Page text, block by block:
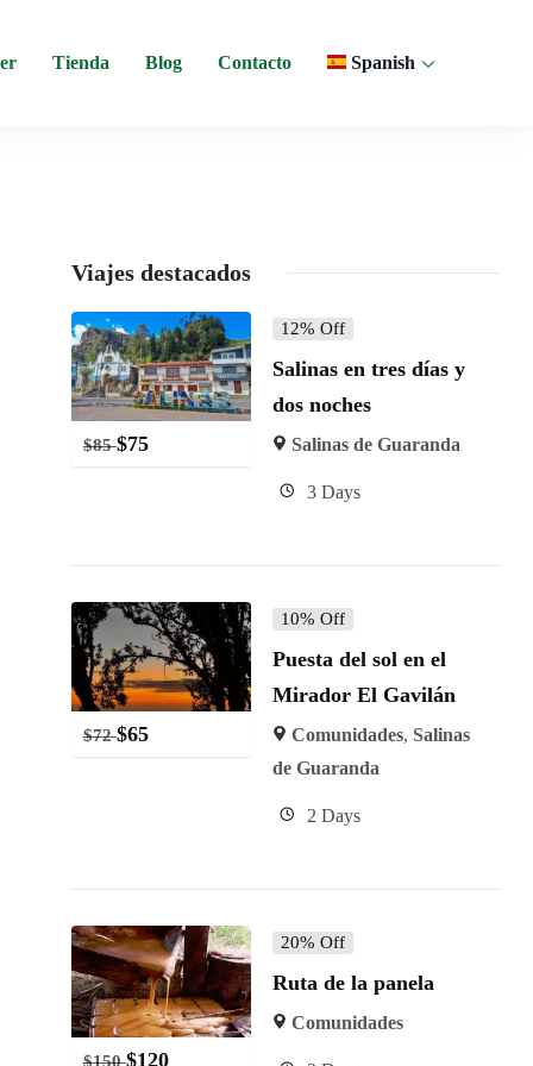
Tienda Blog Contacto Spanish
Viajes destacados
$85 $75
12% Off
Salinas en tres días y
dos noches
Salinas de Guaranda
3 Days
$72 $65
10% Off
Puesta del sol en el
Mirador El Gavilán
Comunidades, Salinas
de Guaranda
2 Days
$150 $120
20% Off
Ruta de la panela
Comunidades